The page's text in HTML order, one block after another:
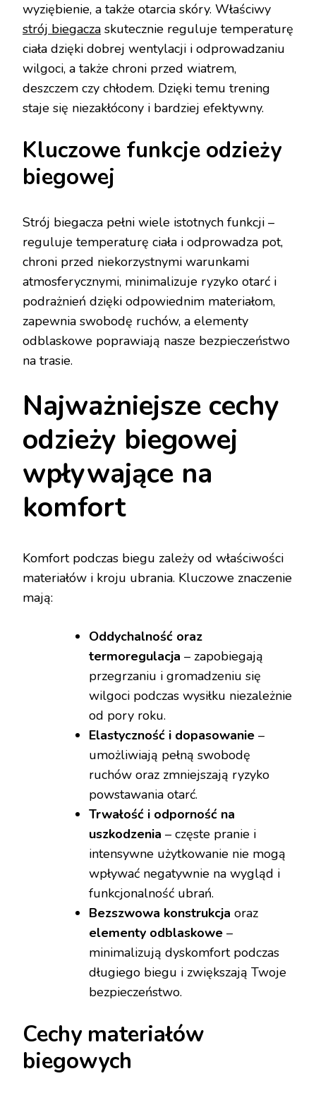
wyziębienie, a także otarcia skóry. Właściwy
strój biegacza skutecznie reguluje temperaturę
ciała dzięki dobrej wentylacji i odprowadzaniu
wilgoci, a także chroni przed wiatrem,
deszczem czy chłodem. Dzięki temu trening
staje się niezakłócony i bardziej efektywny.
Kluczowe funkcje odzieży
biegowej
Strój biegacza pełni wiele istotnych funkcji –
reguluje temperaturę ciała i odprowadza pot,
chroni przed niekorzystnymi warunkami
atmosferycznymi, minimalizuje ryzyko otarć i
podrażnień dzięki odpowiednim materiałom,
zapewnia swobodę ruchów, a elementy
odblaskowe poprawiają nasze bezpieczeństwo
na trasie.
Najważniejsze cechy
odzieży biegowej
wpływające na
komfort
Komfort podczas biegu zależy od właściwości
materiałów i kroju ubrania. Kluczowe znaczenie
mają:
Oddychalność oraz
termoregulacja – zapobiegają
przegrzaniu i gromadzeniu się
wilgoci podczas wysiłku niezależnie
od pory roku.
Elastyczność i dopasowanie –
umożliwiają pełną swobodę
ruchów oraz zmniejszają ryzyko
powstawania otarć.
Trwałość i odporność na
uszkodzenia – częste pranie i
intensywne użytkowanie nie mogą
wpływać negatywnie na wygląd i
funkcjonalność ubrań.
Bezszwowa konstrukcja oraz
elementy odblaskowe –
minimalizują dyskomfort podczas
długiego biegu i zwiększają Twoje
bezpieczeństwo.
Cechy materiałów
biegowych